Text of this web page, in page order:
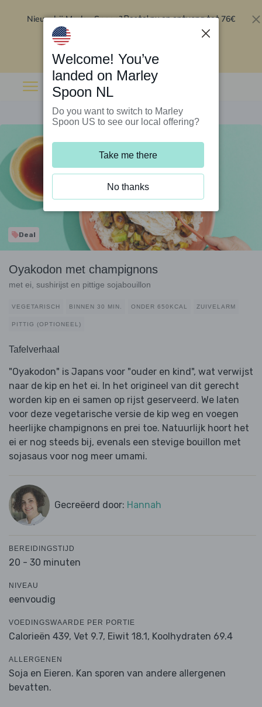
Nieuw bij Marley Spoon?Bestel nu en ontvang tot 76€
Deal
Oyakodon met champignons
met ei, sushirijst en pittige sojabouillon
VEGETARISCH BINNEN 30 MIN. ONDER 650KCAL ZUIVELARM
PITTIG (OPTIONEEL)
Tafelverhaal
"Oyakodon" is Japans voor "ouder en kind", wat verwijst
naar de kip en het ei. In het origineel van dit gerecht
worden kip en ei samen op rijst geserveerd. We laten
voor deze vegetarische versie de kip weg en voegen
heerlijke champignons en prei toe. Natuurlijk hoort het
ei er nog steeds bij, evenals een stevige bouillon met
sojasaus voor nog meer umami.
Gecreëerd door: Hannah
BEREIDINGSTIJD
20 - 30 minuten
NIVEAU
eenvoudig
VOEDINGSWAARDE PER PORTIE
Calorieën 439, Vet 9.7, Eiwit 18.1, Koolhydraten 69.4
ALLERGENEN
Soja en Eieren. Kan sporen van andere allergenen
bevatten.
Welcome! You’ve
landed on Marley
Spoon NL
Do you want to switch to Marley
Spoon US to see our local offering?
Take me there
No thanks